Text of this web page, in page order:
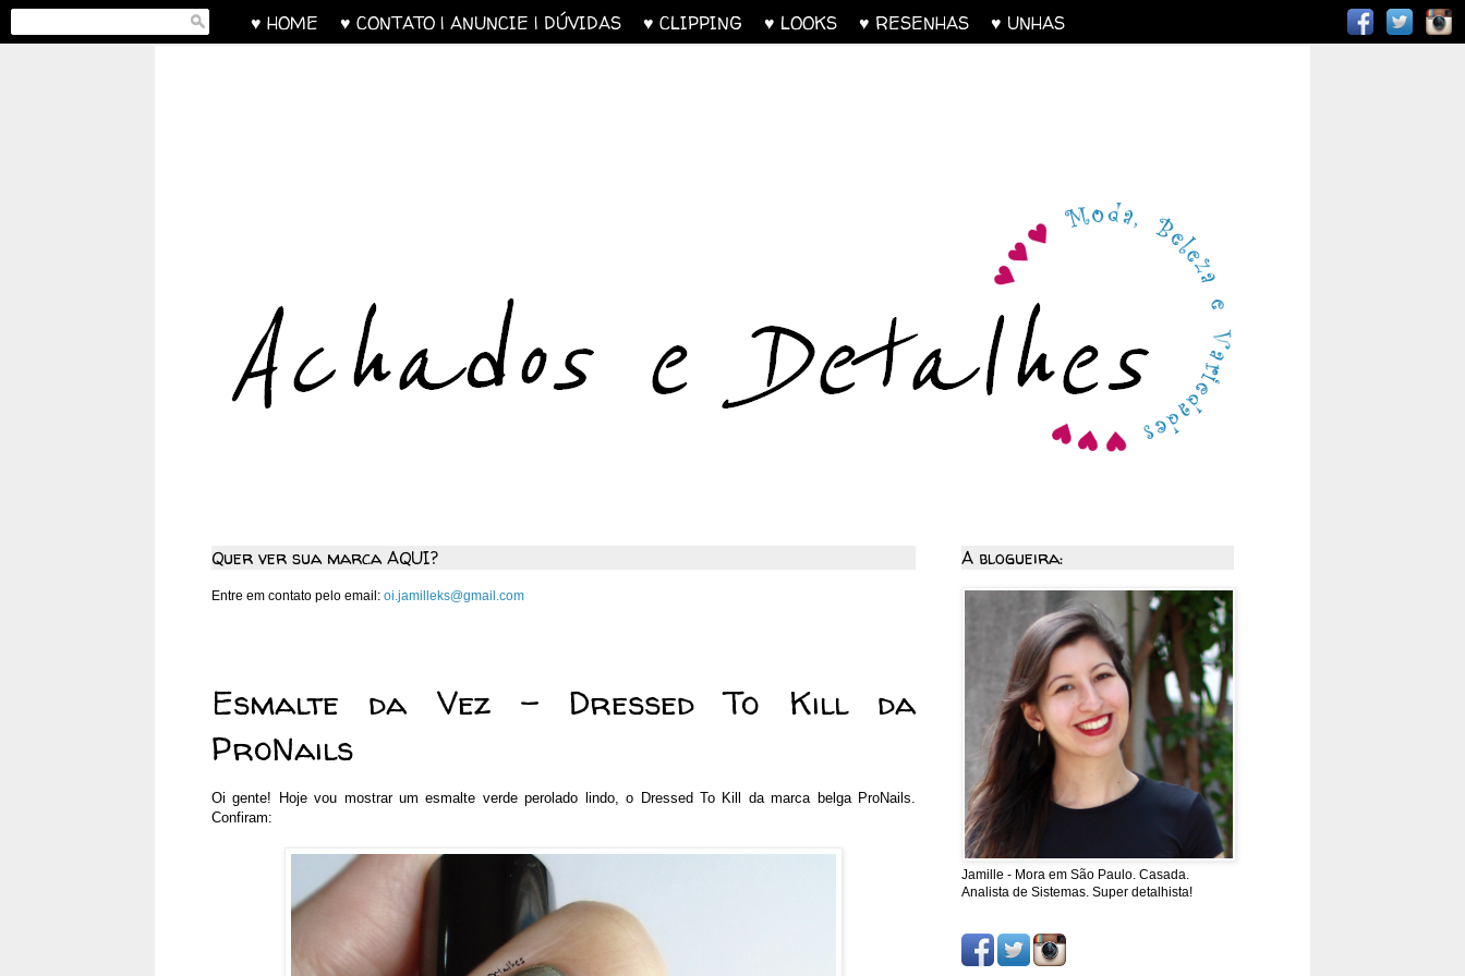
♥ HOME ♥ CONTATO | ANUNCIE | DÚVIDAS ♥ CLIPPING ♥ LOOKS ♥ RESENHAS ♥ UNHAS
Quer ver sua marca AQUI?
Entre em contato pelo email: oi.jamilleks@gmail.com
Esmalte da Vez - Dressed To Kill da
ProNails
Oi gente! Hoje vou mostrar um esmalte verde perolado lindo, o Dressed To Kill da marca belga ProNails.
Confiram:
A blogueira:
Jamille - Mora em São Paulo. Casada.
Analista de Sistemas. Super detalhista!